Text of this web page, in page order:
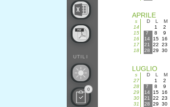
UTILI
0
APRILE
s D L M
14
1 2
15
7 8 9
16
14 15 16
17
21 22 23
18
28 29 30
LUGLIO
s D L M
27
1 2
28
7 8 9
29
14 15 16
30
21 22 23
31
28 29 30